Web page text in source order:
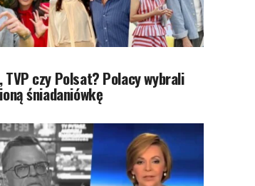
TVP czy Polsat? Polacy wybrali
śniadaniówkę